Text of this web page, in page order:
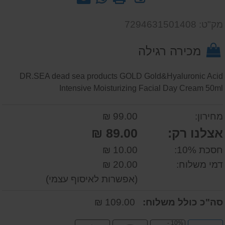
מק"ט: 7294631501408
מכירה רגילה
DR.SEA dead sea products GOLD Gold&Hyaluronic Acid
Intensive Moisturizing Facial Day Cream 50ml
מחירון: 99.00 ₪
אצלנו רק: 89.00 ₪
חסכת 10%:
10.00 ₪
דמי משלוח:
20.00 ₪
(אפשרות לאיסוף עצמי)
סה"כ כולל משלוח:
10% -